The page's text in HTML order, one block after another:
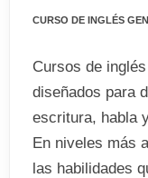
CURSO DE INGLÉS
Cursos de
diseñados para
escritura, habla
En niveles más
las habilidades